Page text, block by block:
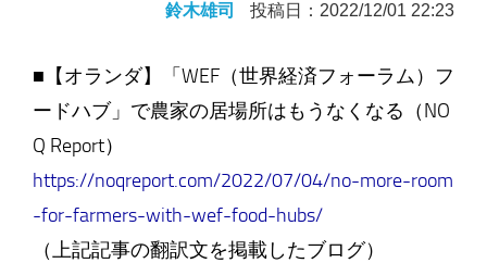
鈴木雄司 投稿日：2022/12/01 22:23
■【オランダ】「WEF（世界経済フォーラム）フ
ードハブ」で農家の居場所はもうなくなる（NO
Q Report）
https://noqreport.com/2022/07/04/no-more-room
-for-farmers-with-wef-food-hubs/
（上記記事の翻訳文を掲載したブログ）